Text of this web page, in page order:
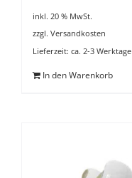
inkl. 20 % MwSt.
zzgl. Versandkosten
Lieferzeit: ca. 2-3 Werktage
In den Warenkorb